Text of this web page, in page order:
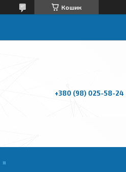
Кошик
+380 (98) 025-58-24